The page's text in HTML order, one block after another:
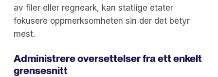
av filer eller regneark, kan statlige etater
fokusere oppmerksomheten sin der det betyr
mest.
Administrere oversettelser fra ett enkelt
grensesnitt